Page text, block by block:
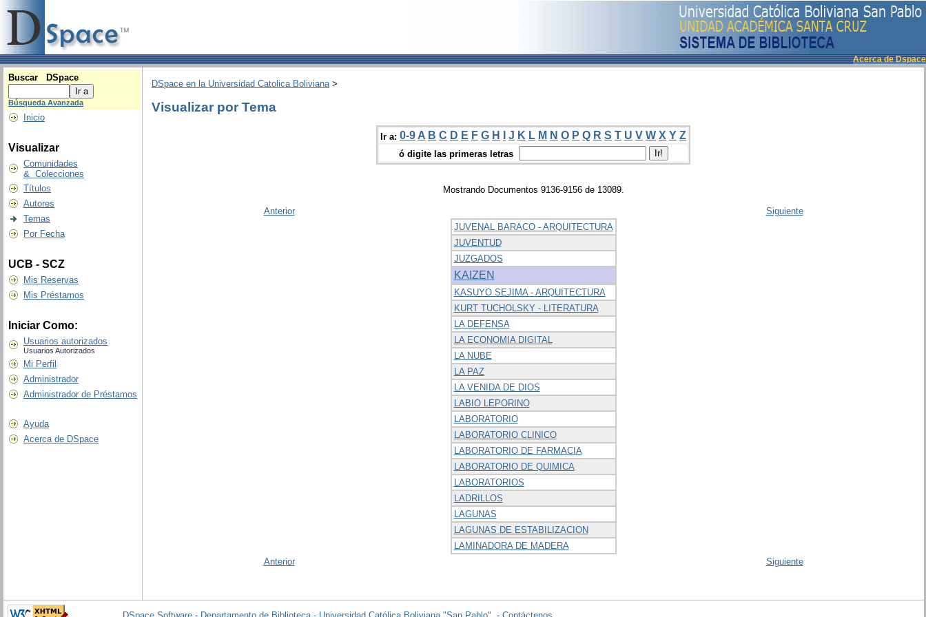
Acerca de Dspace
Buscar DSpace
Búsqueda Avanzada
Inicio
Visualizar
Comunidades
& Colecciones
Títulos
Autores
Temas
Por Fecha
UCB - SCZ
Mis Reservas
Mis Préstamos
Iniciar Como:
Usuarios autorizados
Usuarios Autorizados
Mi Perfil
Administrador
Administrador de Préstamos
Ayuda
Acerca de DSpace
DSpace en la Universidad Catolica Boliviana>
Visualizar por Tema
Ir a: 0-9 A B C D E F G H J K L M N O P Q R S T U V W X Y Z
ó digite las primeras letras
Mostrando Documentos 9136-9156 de 13089.
Anterior
Siguiente
JUVENAL BARACO - ARQUITECTURA
JUVENTUD
JUZGADOS
KAIZEN
KASUYO SEJIMA - ARQUITECTURA
KURT TUCHOLSKY - LITERATURA
LA DEFENSA
LA ECONOMIA DIGITAL
LA NUBE
LA PAZ
LA VENIDA DE DIOS
LABIO LEPORINO
LABORATORIO
LABORATORIO CLINICO
LABORATORIO DE FARMACIA
LABORATORIO DE QUIMICA
LABORATORIOS
LADRILLOS
LAGUNAS
LAGUNAS DE ESTABILIZACION
LAMINADORA DE MADERA
Anterior
Siguiente